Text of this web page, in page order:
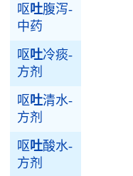
呕吐腹泻-
中药
呕吐冷痰-
方剂
呕吐清水-
方剂
呕吐酸水-
方剂